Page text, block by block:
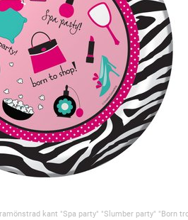
kant "Spa party" "Slumber party" "Born